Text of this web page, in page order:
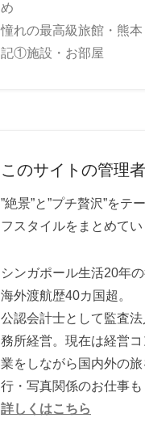
め
憧れの最高級旅館・熊
記①施設・お部屋
このサイトの管理
”絶景”と”プチ贅沢”をテ
フスタイルをまとめてい
シンガポール生活20年の
海外渡航歴40カ国超。
公認会計士として監査
務所経営。現在は経営
業をしながら国内外の
行・写真関係のお仕事も
詳しくはこちら